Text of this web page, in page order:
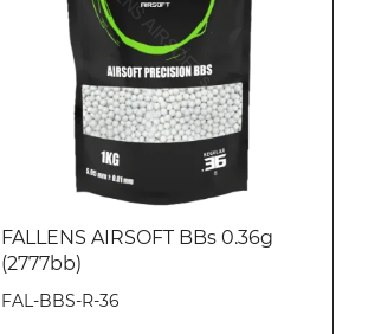
FALLENS AIRSOFT BBs 0.36g
(2777bb)
FAL-BBS-R-36